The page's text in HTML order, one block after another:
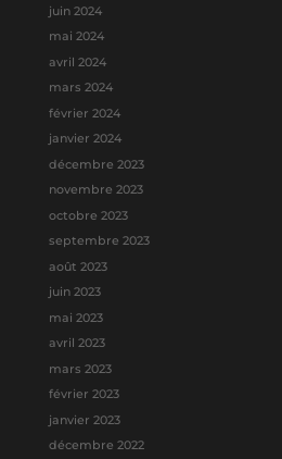
juin 2024
mai 2024
avril 2024
mars 2024
février 2024
janvier 2024
décembre 2023
novembre 2023
octobre 2023
septembre 2023
août 2023
juin 2023
mai 2023
avril 2023
mars 2023
février 2023
janvier 2023
décembre 2022